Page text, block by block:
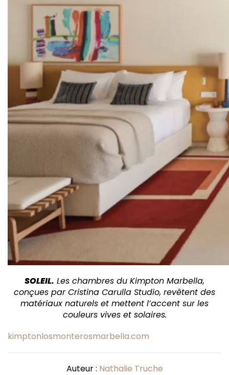
SOLEIL. Les chambres du Kimpton Marbella,
conçues par Cristina Carulla Studio, revêtent des
matériaux naturels et mettent l’accent sur les
couleurs vives et solaires.
kimptonlosmonterosmarbella.com
Auteur : Nathalie Truche